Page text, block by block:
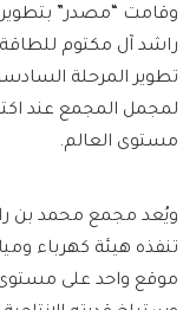
وقامت “مصدر”
راشد آل مكتوم
تطوير المرحلة
مستوى العالم.
ويُعد مجمع محمد بن
تنفذه هيئة كهرباء
موقع واحد على مستوى